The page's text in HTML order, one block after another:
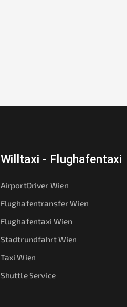
Willtaxi - Flughafentaxi
AirportDriver Wien
Flughafentransfer Wien
Flughafentaxi Wien
Stadtrundfahrt Wien
Taxi Wien
Shuttle Service